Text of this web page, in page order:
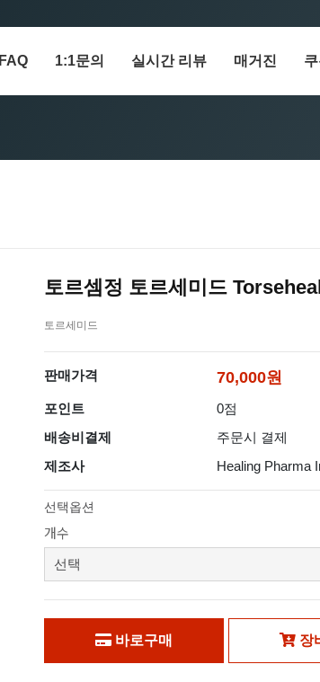
FAQ 1:1문의 실시간 리뷰 매거진
토르셈정 토르세미드
토르세미드
판매가격 70,000원
포인트
0점
배송비결제
주문시 결제
제조사
Healing Pharma
선택옵션
개수
바로구매 장